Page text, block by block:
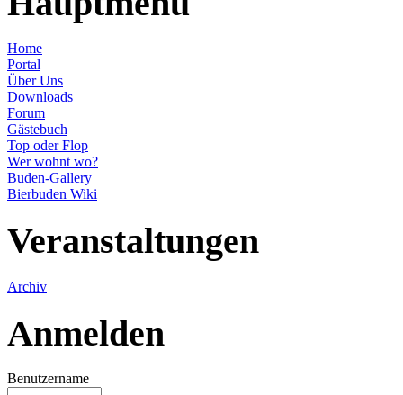
Home
Portal
Über Uns
Downloads
Forum
Gästebuch
Top oder Flop
Wer wohnt wo?
Buden-Gallery
Bierbuden Wiki
Veranstaltungen
Archiv
Anmelden
Benutzername